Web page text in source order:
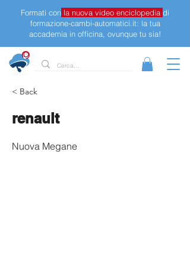
Formati con la nuova video enciclopedia di
formazione-cambi-automatici.it: la tua
accademia in officina, ovunque tu sia!
< Back
renault
Nuova Megane